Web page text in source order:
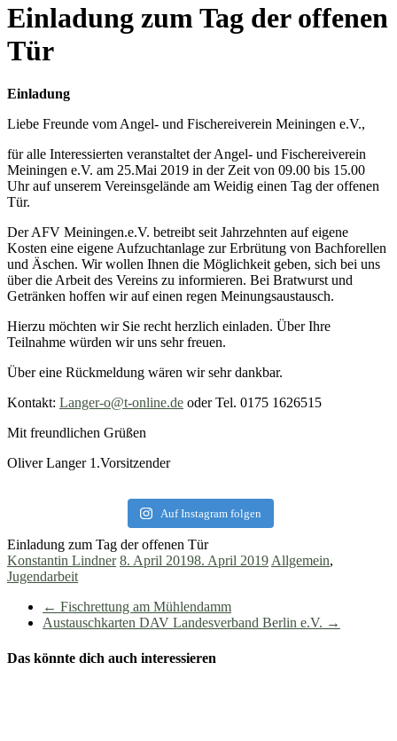
Einladung zum Tag der offenen
Tür
Einladung
Liebe Freunde vom Angel- und Fischereiverein Meiningen e.V.,
für alle Interessierten veranstaltet der Angel- und Fischereiverein
Meiningen e.V. am 25.Mai 2019 in der Zeit von 09.00 bis 15.00
Uhr auf unserem Vereinsgelände am Weidig einen Tag der offenen
Tür.
Der AFV Meiningen.e.V. betreibt seit Jahrzehnten auf eigene
Kosten eine eigene Aufzuchtanlage zur Erbrütung von Bachforellen
und Äschen. Wir wollen Ihnen die Möglichkeit geben, sich bei uns
über die Arbeit des Vereins zu informieren. Bei Bratwurst und
Getränken hoffen wir auf einen regen Meinungsaustausch.
Hierzu möchten wir Sie recht herzlich einladen. Über Ihre
Teilnahme würden wir uns sehr freuen.
Über eine Rückmeldung wären wir sehr dankbar.
Kontakt: Langer-o@t-online.de oder Tel. 0175 1626515
Mit freundlichen Grüßen
Oliver Langer 1.Vorsitzender
Auf Instagram folgen
Einladung zum Tag der offenen Tür
Konstantin Lindner 8. April 20198. April 2019 Allgemein,
Jugendarbeit
← Fischrettung am Mühlendamm
Austauschkarten DAV Landesverband Berlin e.V. →
Das könnte dich auch interessieren